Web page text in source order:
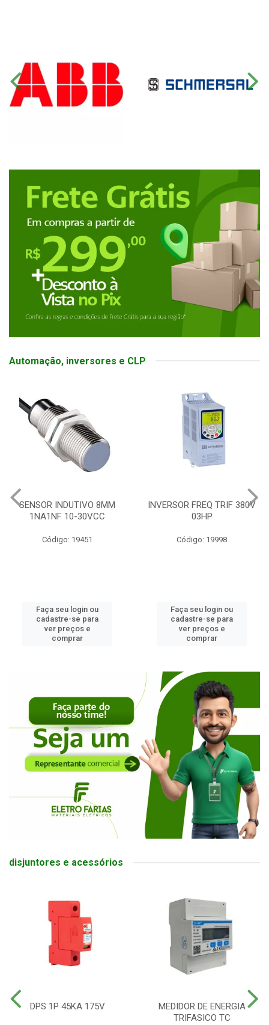
Automação, inversores e CLP
SENSOR INDUTIVO 8MM
1NA1NF 10-30VCC
Código: 19451
Faça seu login ou
cadastre-se para
ver preços e
comprar
INVERSOR FREQ TRIF 380V
03HP
Código: 19998
Faça seu login ou
cadastre-se para
ver preços e
comprar
disjuntores e acessórios
DPS 1P 45KA 175V
MEDIDOR DE ENERGIA
TRIFASICO TC